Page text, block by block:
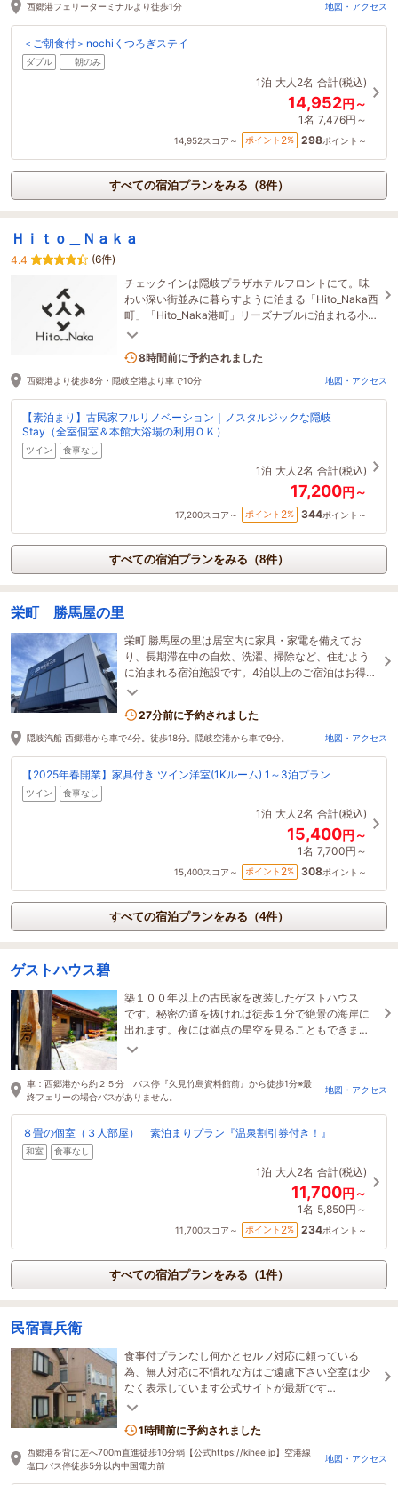
西郷港フェリーターミナルより徒歩1分 地図・アクセス
＜ご朝食付＞nochiくつろぎステイ
ダブル 朝のみ
1泊 大人2名 合計(税込)
14,952円～
1名 7,476円～
14,952スコア～ ポイント 2% 298ポイント～
すべての宿泊プランをみる（8件）
Ｈｉｔｏ＿Ｎａｋａ
4.4
(6件)
チェックインは隠岐プラザホテルフロントにて。味
わい深い街並みに暮らすように泊まる「Hito_Naka西
町」「Hito_Naka港町」リーズナブルに泊まれる小さ
くておしゃれなゲストハウスです。
2名がこの宿を見ています
8時間前に予約されました
西郷港より徒歩8分・隠岐空港より車で10分 地図・アクセス
【素泊まり】古民家フルリノベーション｜ノスタルジックな隠岐
Stay（全室個室＆本館大浴場の利用ＯＫ）
ツイン 食事なし
1泊 大人2名 合計(税込)
17,200円～
17,200スコア～ ポイント 2% 344ポイント～
すべての宿泊プランをみる（8件）
栄町 勝馬屋の里
栄町 勝馬屋の里は居室内に家具・家電を備えてお
り、長期滞在中の自炊、洗濯、掃除など、住むよう
に泊まれる宿泊施設です。4泊以上のご宿泊はお得で
す。無人ミニコンビニも併設しております。
27分前に予約されました
隠岐汽船 西郷港から車で4分。徒歩18分。隠岐空港から車で9分。 地図・アクセス
【2025年春開業】家具付き ツイン洋室(1Kルーム) 1～3泊プラン
ツイン 食事なし
1泊 大人2名 合計(税込)
15,400円～
1名 7,700円～
15,400スコア～ ポイント 2% 308ポイント～
すべての宿泊プランをみる（4件）
ゲストハウス碧
築１００年以上の古民家を改装したゲストハウス
です。秘密の道を抜ければ徒歩１分で絶景の海岸に
出れます。夜には満点の星空を見ることもできま
す！館内にcafe &barもあります。
車：西郷港から約２５分 バス停『久見竹島資料館前』から徒歩1分※最
終フェリーの場合バスがありません。
地図・アクセス
８畳の個室（３人部屋） 素泊まりプラン『温泉割引券付き！』
和室 食事なし
1泊 大人2名 合計(税込)
11,700円～
1名 5,850円～
11,700スコア～ ポイント 2% 234ポイント～
すべての宿泊プランをみる（1件）
民宿喜兵衛
食事付プランなし何かとセルフ対応に頼っている
為、無人対応に不慣れな方はご遠慮下さい空室は少
なく表示しています公式サイトが最新です
https://kihee.jp じゃらんからはキャンセル料がかか
1時間前に予約されました
西郷港を背に左へ700m直進徒歩10分弱【公式https://kihee.jp】空港線
塩口バス停徒歩5分以内中国電力前
地図・アクセス